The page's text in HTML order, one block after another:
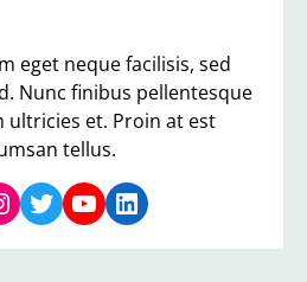
eget neque facilisis, sed
Nunc finibus pellentesque
ultricies et. Proin at est
tellus.
Twitter YouTube LinkedIn